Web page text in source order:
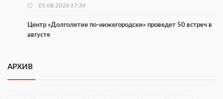
05.08.2026 17:34
Центр «Долголетие по-нижегородски» проведет 50 встреч в
августе
Совет молодых ученых начал работу при правительстве
региона
АРХИВ